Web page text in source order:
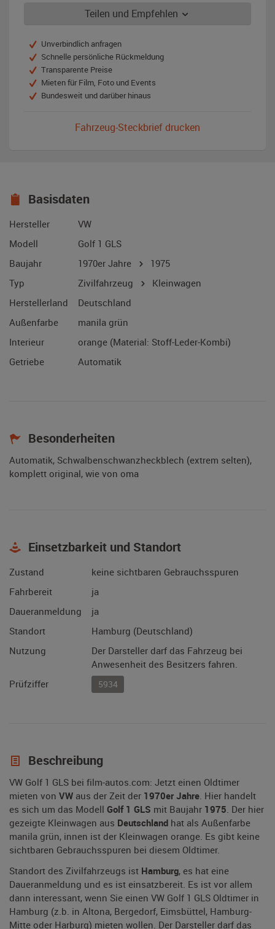
Teilen und Empfehlen
Unverbindlich anfragen
Schnelle persönliche Rückmeldung
Transparente Preise
Mieten für Film, Foto und Events
Bundesweit und darüber hinaus
Fahrzeug-Steckbrief drucken
Basisdaten
Hersteller
VW
Modell
Golf 1 GLS
Baujahr
1970er Jahre
1975
Typ
Zivilfahrzeug
Kleinwagen
Herstellerland
Deutschland
Außenfarbe
manila grün
Interieur
orange (Material: Stoff-Leder-Kombi)
Getriebe
Automatik
Besonderheiten
Automatik, Schwalbenschwanzheckblech (extrem selten),
komplett original, wie von oma
Einsetzbarkeit und Standort
Zustand
keine sichtbaren Gebrauchsspuren
Fahrbereit
ja
Daueranmeldung
ja
Standort
Hamburg (Deutschland)
Nutzung
Der Darsteller darf das Fahrzeug bei
Anwesenheit des Besitzers fahren.
Prüfziffer
5934
Beschreibung
VW Golf 1 GLS bei film-autos.com: Jetzt einen Oldtimer
mieten von VW aus der Zeit der 1970er Jahre. Hier handelt
es sich um das Modell Golf 1 GLS mit Baujahr 1975. Der hier
gezeigte Kleinwagen aus Deutschland hat als Außenfarbe
manila grün, innen ist der Kleinwagen orange. Es gibt keine
sichtbaren Gebrauchsspuren bei diesem Oldtimer.
Standort des Zivilfahrzeugs ist Hamburg, es hat eine
Daueranmeldung und es ist einsatzbereit. Es ist vor allem
dann interessant, wenn Sie einen VW Golf 1 GLS Oldtimer in
Hamburg (z.b. in Altona, Bergedorf, Eimsbüttel, Hamburg-
Mitte oder Harburg) mieten wollen. Der Darsteller darf das